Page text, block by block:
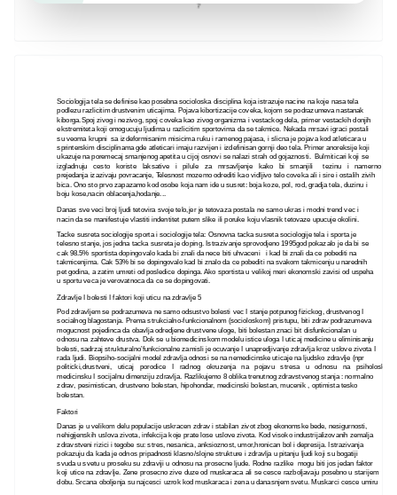
Sociologija tela se definise kao posebna socioloska disciplina koja istrazuje nacine na koje nasa tela
podlezu razlicitim drustvenim uticajima. Pojava kibortizacije coveka, kojom se podrazumeva nastanak
kiborga.Spoj zivog i nezivog, spoj coveka kao zivog organizma i vestackog dela, primer vestackih donjih
ekstremiteta koji omogucuju ljudima u razlicitim sportovima da se takmice. Nekada mrsavi igraci postali
su veoma krupni sa izdeformisanim misicima ruku i ramenog pajasa, i slicna je pojava kod atleticara u
sprinterskim disciplinama gde atleticari imaju razvijen i izdefinisan gornji deo tela. Primer anoreksije koji
ukazuje na poremecaj smanjenog apetita u cijoj osnovi se nalazi strah od gojaznosti. Bulmiticari koji se
izgladnuju cesto koriste laksative i pilule za mrsavljenje kako bi smanjili tezinu i namerno
prejedanja izazivaju povracanje, Telesnost mozemo odrediti kao vidljivo telo coveka ali i sire i ostalih zivih
bica. Ono sto prvo zapazamo kod osobe koja nam ide u susret: boja koze, pol, rod, gradja tela, duzinu i
boju kose,nacin oblacenja,hodanje...
Danas sve veci broj ljudi tetovira svoje telo,jer je tetovaza postala ne samo ukras i modni trend vec i
nacin da se manifestuje vlastiti indentitet putem slike ili poruke koju vlasnik tetovaze upucuje okolini.
Tacke susreta sociologije sporta i sociologije tela: Osnovna tacka susreta sociologije tela i sporta je
telesno stanje, jos jedna tacka susreta je doping. Istrazivanje sprovodjeno 1995god pokazalo je da bi se
cak 98.5% sportista dopingovalo kada bi znali da nece biti uhvaceni i kad bi znali da ce pobediti na
takmicenjima. Cak 53% bi se dopingovalo kad bi znalo da ce pobediti na svakom takmicenju u narednih
pet godina, a zatim umreti od posledice dopinga. Ako sportista u velikoj meri ekonomski zavisi od uspeha
u sportu veca je verovatnoca da ce se dopingovati.
Zdravlje I bolesti I faktori koji uticu na zdravlje 5
Pod zdravljem se podrazumeva ne samo odsustvo bolesti vec I stanje potpunog fizickog, drustvenog I
socialnog blagostanja. Prema strukcialno-funkcionalnom (socioloskom) pristupu, biti zdrav podrazumeva
mogucnost pojedinca da obavlja odredjene drustvene uloge, biti bolestan znaci bit disfunkcionalan u
odnosu na zahteve drustva. Dok se u biomedicinskom modelu istice uloga I uticaj medicine u eliminisanju
bolesti, sadrzaj strukturalno’funkcionalne zamisli je ocuvanje I unapredjivanje zdravlja kroz uslove zivota I
rada ljudi. Biopsiho-socijalni model zdravlja odnosi se na nemedicinske uticaje na ljudsko zdravlje (npr
politicki,drustveni, uticaj porodice I radnog okruzenja na pojavu stresa u odnosu na psiholosku,
medicinsku I socijalnu dimenziju zdravlja. Razlikujemo 8 oblika trenutnog zdravstvenog stanja : normalno
zdrav, pesimistican, drustveno bolestan, hipohondar, medicinski bolestan, mucenik , optimista tesko
bolestan.
Faktori
Danas je u velikom delu populacije uskracen zdrav i stabilan zivot zbog ekonomske bede, nesigurnosti,
nehigijenskih uslova zivota, infekcija koje prate lose uslove zivota. Kod visoko industrijalizovanih zemalja
zdravstveni rizici i tegobe su: stres, nesanica, anksioznost, umor,hronican bol i depresija. Istrazivanja
pokazuju da kada je odnos pripadnosti klasno/slojne strukture i zdravlja u pitanju ljudi koji su bogatiji
svuda u svetu u proseku su zdraviji u odnosu na prosecne ljude. Rodne razlike mogu biti jos jedan faktor
koji utice na zdravlje. Zene prosecno zive duze od muskaraca ali se cesce razboljavaju posebno u starijem
dobu. Srcana oboljenja su najcesci uzrok kod muskaraca i zena u danasnjem svetu. Muskarci cesce umiru